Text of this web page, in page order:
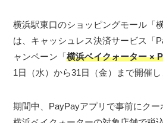
横浜駅東口のショッピングモール「
は、キャッシュレス決済サービス「
ャンペーン「横浜ベイクォーター ×
1日（水）から31日（金）まで開催し
期間中、PayPayアプリで事前にクー